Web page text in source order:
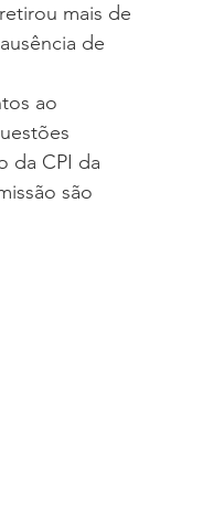
mais de
de
ao
da CPI da
são